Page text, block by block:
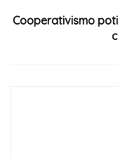
Cooperativismo